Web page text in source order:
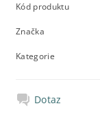
Kód produktu
Značka
Kategorie
Dotaz